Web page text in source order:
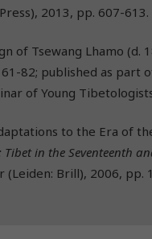
2013, pp. 607-613.
of Tsewang Lhamo (d.
82; published as part
of Young
to the Era of
in the Seventeenth
(Leiden: Brill), 2006, pp.